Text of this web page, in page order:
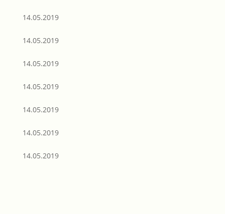
14.05.2019
14.05.2019
14.05.2019
14.05.2019
14.05.2019
14.05.2019
14.05.2019